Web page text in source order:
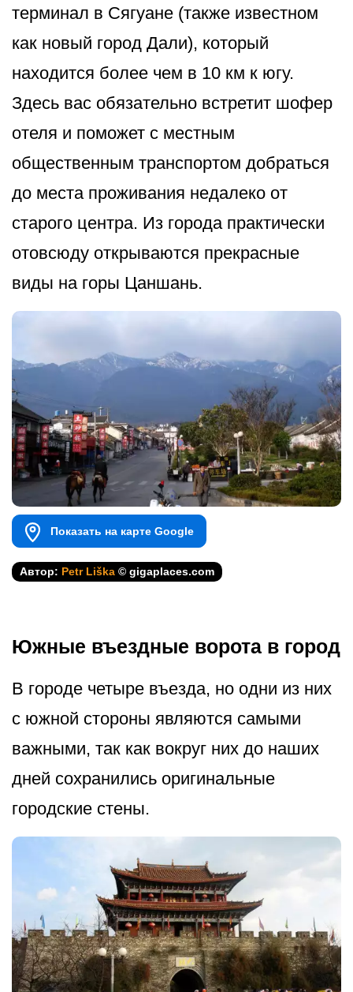
терминал в Сягуане (также известном
как новый город Дали), который
находится более чем в 10 км к югу.
Здесь вас обязательно встретит шофер
отеля и поможет с местным
общественным транспортом добраться
до места проживания недалеко от
старого центра. Из города практически
отовсюду открываются прекрасные
виды на горы Цаншань.
Показать на карте Google
Автор: Petr Liška © gigaplaces.com
Южные въездные ворота в город
В городе четыре въезда, но одни из них
с южной стороны являются самыми
важными, так как вокруг них до наших
дней сохранились оригинальные
городские стены.